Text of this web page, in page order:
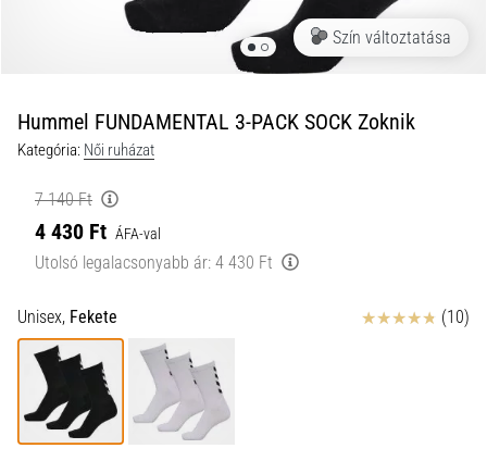
következő
dolgok
nem
táskádból!​​​​​​​
•
10 perces olvasási idő
Cross
Training
–
Szín változtatása
Hummel FUNDAMENTAL 3-PACK SOCK Zoknik
Kategória: Női ruházat
7 140 Ft
4 430 Ft ÁFA-val
Utolsó legalacsonyabb ár: 4 430 Ft
Unisex, Fekete Értékelés (10)